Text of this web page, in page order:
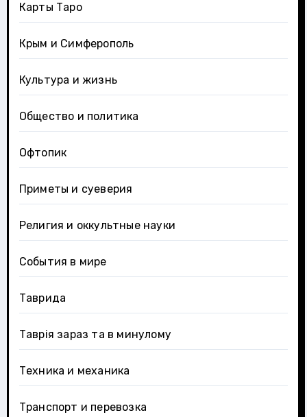
Карты Таро
Крым и Симферополь
Культура и жизнь
Общество и политика
Офтопик
Приметы и суеверия
Религия и оккультные науки
События в мире
Таврида
Таврія зараз та в минулому
Техника и механика
Транспорт и перевозка